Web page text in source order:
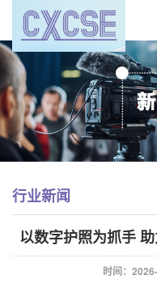
行业新闻
以数字护照为抓手
时间：